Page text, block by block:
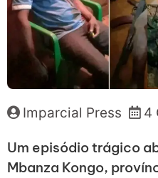
Imparcial Press 4
Um episódio trágico
Mbanza Kongo,